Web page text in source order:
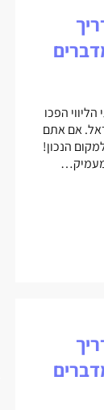
הפכו
אם אתם
הנכון!